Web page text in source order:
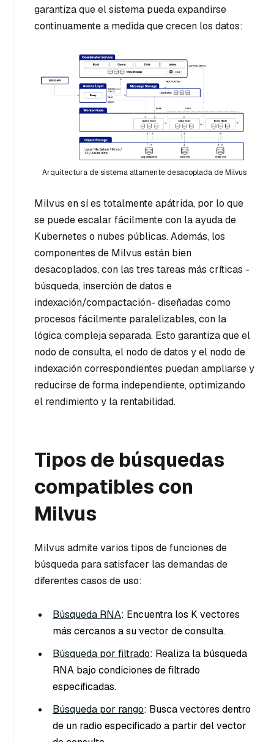
garantiza que el sistema pueda expandirse
continuamente a medida que crecen los datos:
Arquitectura de sistema altamente desacoplada de Milvus
Milvus en sí es totalmente apátrida, por lo que
se puede escalar fácilmente con la ayuda de
Kubernetes o nubes públicas. Además, los
componentes de Milvus están bien
desacoplados, con las tres tareas más críticas -
búsqueda, inserción de datos e
indexación/compactación- diseñadas como
procesos fácilmente paralelizables, con la
lógica compleja separada. Esto garantiza que el
nodo de consulta, el nodo de datos y el nodo de
indexación correspondientes puedan ampliarse y
reducirse de forma independiente, optimizando
el rendimiento y la rentabilidad.
Tipos de búsquedas
compatibles con
Milvus
Milvus admite varios tipos de funciones de
búsqueda para satisfacer las demandas de
diferentes casos de uso:
Búsqueda RNA: Encuentra los K vectores
más cercanos a su vector de consulta.
Búsqueda por filtrado: Realiza la búsqueda
RNA bajo condiciones de filtrado
especificadas.
Búsqueda por rango: Busca vectores dentro
de un radio especificado a partir del vector